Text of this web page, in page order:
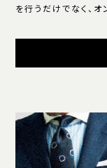
を行うだけでなく、オ